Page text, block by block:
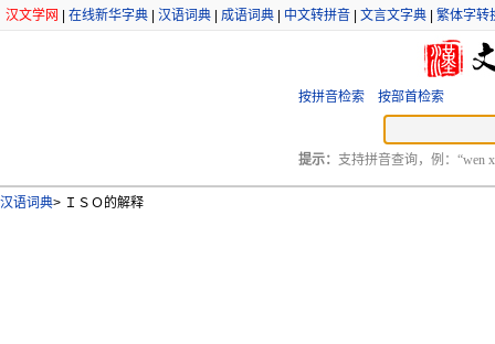
汉文学网 在线新华字典 汉语词典 成语词典 中文转拼音 文言文字典 繁体字转
按拼音检索 按部首检索
提示： 支持拼音查询，例：“wen
汉语词典> ＩＳＯ的解释